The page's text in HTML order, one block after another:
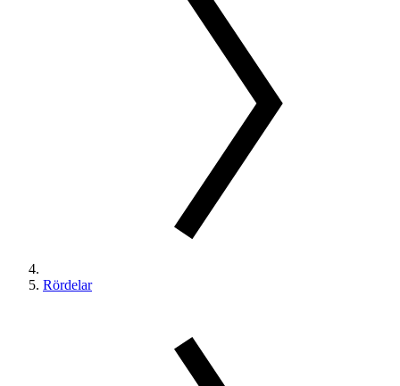
Rördelar